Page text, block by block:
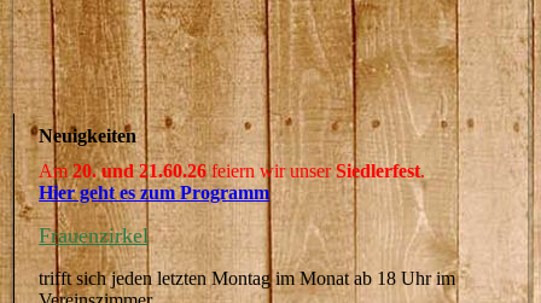
Neuigkeiten
Am20. und 21.60.26feiern wir unserSiedlerfest.
Hier geht es zum Programm
Frauenzirkel
trifft sich jeden letzten Montag im Monat ab 18 Uhr im